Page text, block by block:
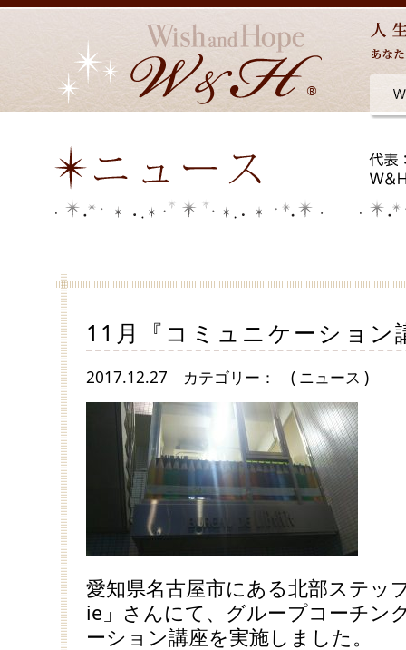
11月『コミュニケーション
2017.12.27 カテゴリー： ( ニュース )
愛知県名古屋市にある北部ステッ
ie」さんにて、グループコーチン
ーション講座を実施しました。